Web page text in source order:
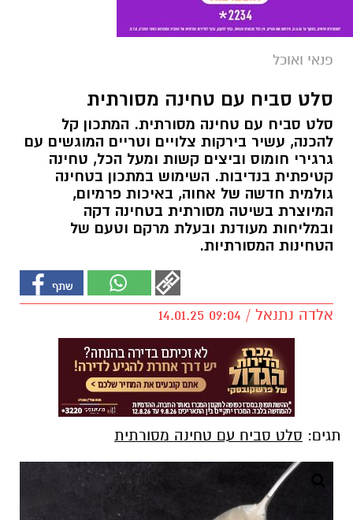
פנאי ואוכל
סלט סביח עם טחינה מסורתית
סלט סביח עם טחינה מסורתית. המתכון קל
להכנה, עשיר בירקות צלויים וטריים המוגשים עם
גרגירי חומוס וביצים קשות ומעל הכל, טחינה
קטיפתית בנדיבות. השימוש במתכון בטחינה
גולמית חדשה של אחוה, באיכות פרמיום,
המיוצרת בשיטה מסורתית בטחינה דקה
ובמליחות מעודנת ובעלת מרקם וטעם של
הטחינות המסורתיות.
אלדה נתנאל / 09:04 14.01.25
תגים: סלט סביח עם טחינה מסורתית